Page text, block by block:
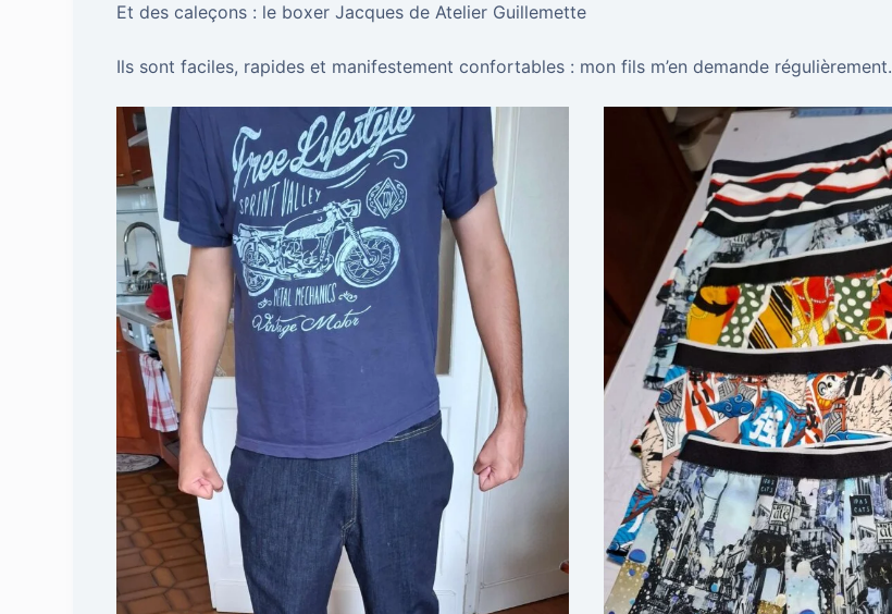
Et des caleçons : le boxer Jacques de Atelier Guillemette
Ils sont faciles, rapides et manifestement confortables : mon fils m’en demande régulièrement.